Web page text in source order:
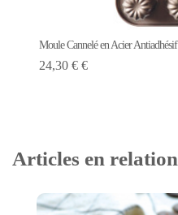
Moule Cannelé en Acier Antiadhésif
24,30 € €
Articles en relation